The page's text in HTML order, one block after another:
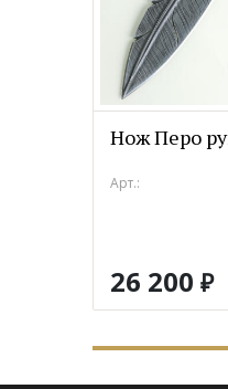
Нож Перо
Арт.:
26 200 ₽